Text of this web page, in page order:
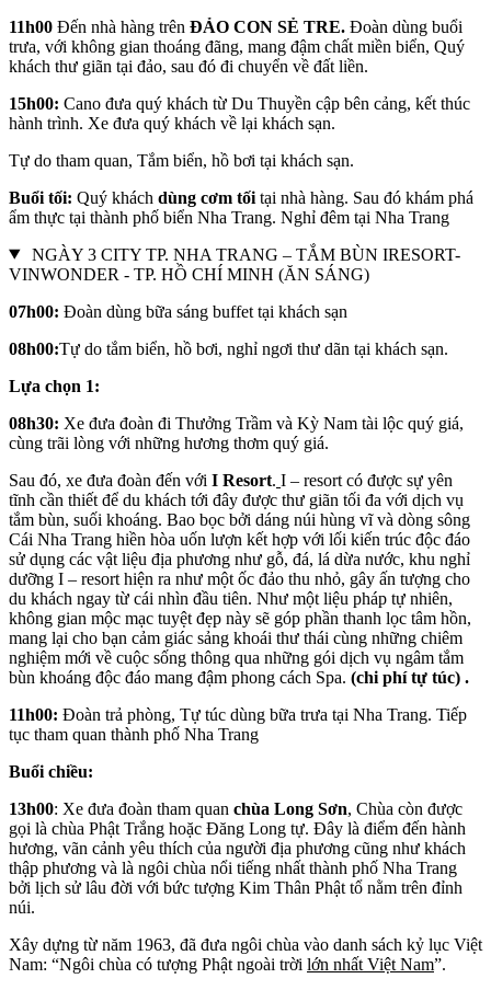
11h00 Đến nhà hàng trên ĐẢO CON SẺ TRE. Đoàn dùng buổi
trưa, với không gian thoáng đãng, mang đậm chất miền biển, Quý
khách thư giãn tại đảo, sau đó đi chuyển về đất liền.
15h00: Cano đưa quý khách từ Du Thuyền cập bên cảng, kết thúc
hành trình. Xe đưa quý khách về lại khách sạn.
Tự do tham quan, Tắm biển, hồ bơi tại khách sạn.
Buổi tối: Quý khách dùng cơm tối tại nhà hàng. Sau đó khám phá
ẩm thực tại thành phố biển Nha Trang. Nghỉ đêm tại Nha Trang
NGÀY 3 CITY TP. NHA TRANG – TẮM BÙN IRESORT-
VINWONDER - TP. HỒ CHÍ MINH (ĂN SÁNG)
07h00: Đoàn dùng bữa sáng buffet tại khách sạn
08h00:Tự do tắm biển, hồ bơi, nghỉ ngơi thư dãn tại khách sạn.
Lựa chọn 1:
08h30: Xe đưa đoàn đi Thưởng Trầm và Kỳ Nam tài lộc quý giá,
cùng trãi lòng với những hương thơm quý giá.
Sau đó, xe đưa đoàn đến với I Resort. I – resort có được sự yên
tĩnh cần thiết để du khách tới đây được thư giãn tối đa với dịch vụ
tắm bùn, suối khoáng. Bao bọc bởi dáng núi hùng vĩ và dòng sông
Cái Nha Trang hiền hòa uốn lượn kết hợp với lối kiến trúc độc đáo
sử dụng các vật liệu địa phương như gỗ, đá, lá dừa nước, khu nghỉ
dưỡng I – resort hiện ra như một ốc đảo thu nhỏ, gây ấn tượng cho
du khách ngay từ cái nhìn đầu tiên. Như một liệu pháp tự nhiên,
không gian mộc mạc tuyệt đẹp này sẽ góp phần thanh lọc tâm hồn,
mang lại cho bạn cảm giác sảng khoái thư thái cùng những chiêm
nghiệm mới về cuộc sống thông qua những gói dịch vụ ngâm tắm
bùn khoáng độc đáo mang đậm phong cách Spa. (chi phí tự túc) .
11h00: Đoàn trả phòng, Tự túc dùng bữa trưa tại Nha Trang. Tiếp
tục tham quan thành phố Nha Trang
Buổi chiều:
13h00: Xe đưa đoàn tham quan chùa Long Sơn, Chùa còn được
gọi là chùa Phật Trắng hoặc Đăng Long tự. Đây là điểm đến hành
hương, vãn cảnh yêu thích của người địa phương cũng như khách
thập phương và là ngôi chùa nổi tiếng nhất thành phố Nha Trang
bởi lịch sử lâu đời với bức tượng Kim Thân Phật tổ nằm trên đỉnh
núi.
Xây dựng từ năm 1963, đã đưa ngôi chùa vào danh sách kỷ lục Việt
Nam: “Ngôi chùa có tượng Phật ngoài trời lớn nhất Việt Nam”.